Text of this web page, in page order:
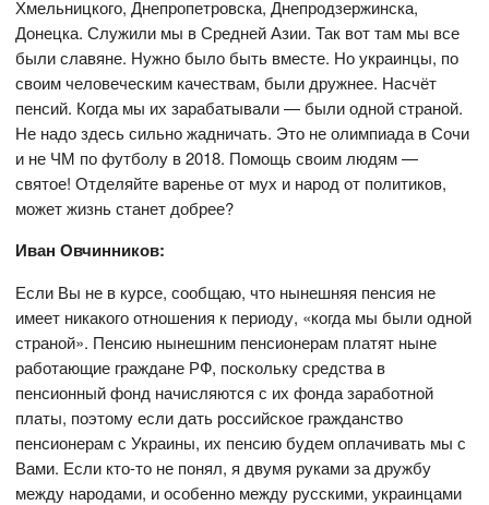
Хмельницкого, Днепропетровска, Днепродзержинска,
Донецка. Служили мы в Средней Азии. Так вот там мы все
были славяне. Нужно было быть вместе. Но украинцы, по
своим человеческим качествам, были дружнее. Насчёт
пенсий. Когда мы их зарабатывали — были одной страной.
Не надо здесь сильно жадничать. Это не олимпиада в Сочи
и не ЧМ по футболу в 2018. Помощь своим людям —
святое! Отделяйте варенье от мух и народ от политиков,
может жизнь станет добрее?
Иван Овчинников:
Если Вы не в курсе, сообщаю, что нынешняя пенсия не
имеет никакого отношения к периоду, «когда мы были одной
страной». Пенсию нынешним пенсионерам платят ныне
работающие граждане РФ, поскольку средства в
пенсионный фонд начисляются с их фонда заработной
платы, поэтому если дать российское гражданство
пенсионерам с Украины, их пенсию будем оплачивать мы с
Вами. Если кто-то не понял, я двумя руками за дружбу
между народами, и особенно между русскими, украинцами